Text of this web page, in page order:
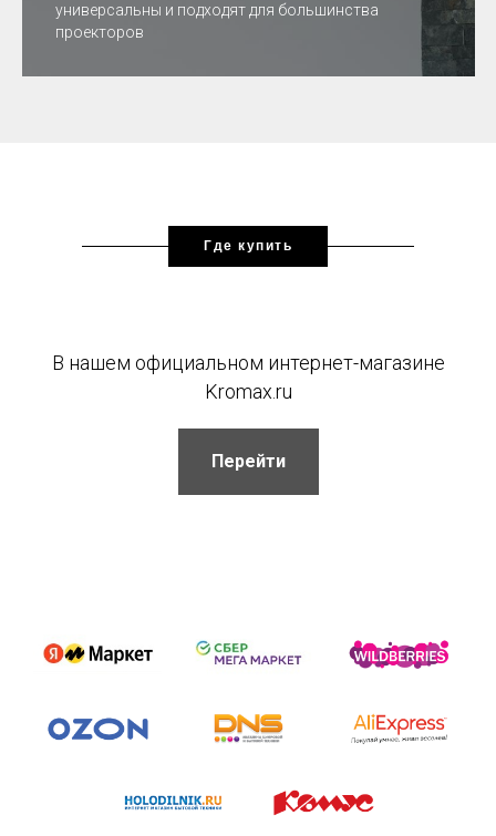
универсальны и подходят для большинства
проекторов
Где купить
В нашем официальном интернет-магазине
Kromax.ru
Перейти